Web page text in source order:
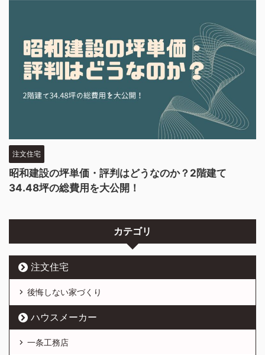
注文住宅
昭和建設の坪単価・評判はどうなのか？2階建て
34.48坪の総費用を大公開！
カテゴリ
注文住宅
後悔しない家づくり
ハウスメーカー
一条工務店